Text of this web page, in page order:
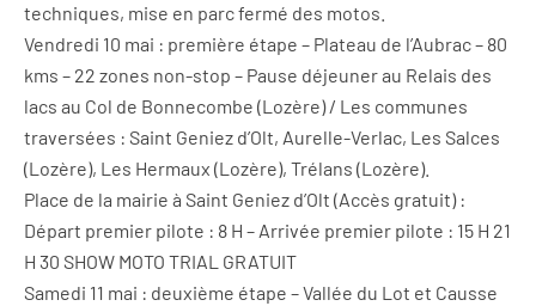
techniques, mise en parc fermé des motos.
Vendredi 10 mai : première étape – Plateau de l’Aubrac – 80
kms – 22 zones non-stop – Pause déjeuner au Relais des
lacs au Col de Bonnecombe (Lozère) / Les communes
traversées : Saint Geniez d’Olt, Aurelle-Verlac, Les Salces
(Lozère), Les Hermaux (Lozère), Trélans (Lozère).
Place de la mairie à Saint Geniez d’Olt (Accès gratuit) :
Départ premier pilote : 8 H – Arrivée premier pilote : 15 H 21
H 30 SHOW MOTO TRIAL GRATUIT
Samedi 11 mai : deuxième étape – Vallée du Lot et Causse